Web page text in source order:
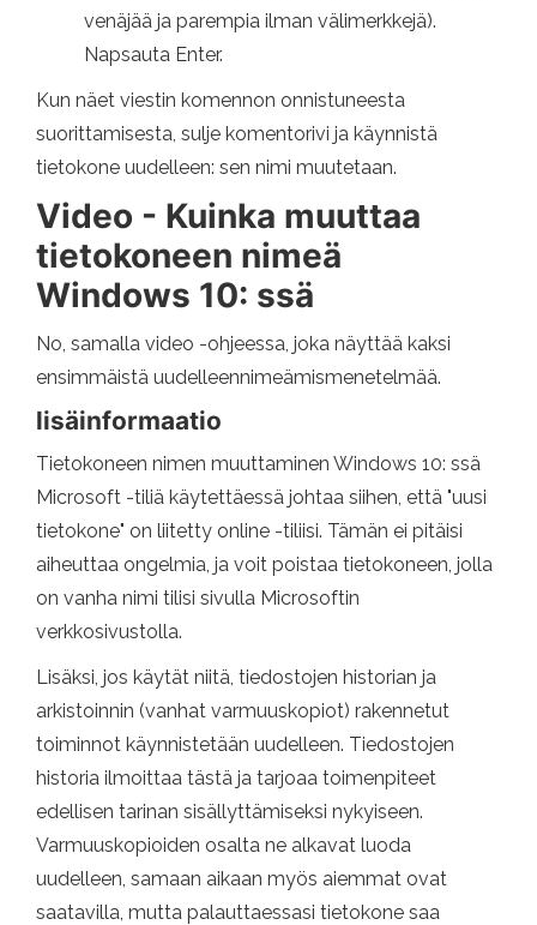
venäjää ja parempia ilman välimerkkejä).
Napsauta Enter.
Kun näet viestin komennon onnistuneesta
suorittamisesta, sulje komentorivi ja käynnistä
tietokone uudelleen: sen nimi muutetaan.
Video - Kuinka muuttaa
tietokoneen nimeä
Windows 10: ssä
No, samalla video -ohjeessa, joka näyttää kaksi
ensimmäistä uudelleennimeämismenetelmää.
lisäinformaatio
Tietokoneen nimen muuttaminen Windows 10: ssä
Microsoft -tiliä käytettäessä johtaa siihen, että "uusi
tietokone" on liitetty online -tiliisi. Tämän ei pitäisi
aiheuttaa ongelmia, ja voit poistaa tietokoneen, jolla
on vanha nimi tilisi sivulla Microsoftin
verkkosivustolla.
Lisäksi, jos käytät niitä, tiedostojen historian ja
arkistoinnin (vanhat varmuuskopiot) rakennetut
toiminnot käynnistetään uudelleen. Tiedostojen
historia ilmoittaa tästä ja tarjoaa toimenpiteet
edellisen tarinan sisällyttämiseksi nykyiseen.
Varmuuskopioiden osalta ne alkavat luoda
uudelleen, samaan aikaan myös aiemmat ovat
saatavilla, mutta palauttaessasi tietokone saa